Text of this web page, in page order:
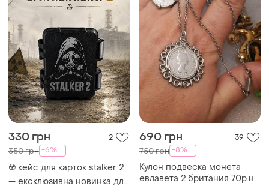
330 грн 2
350 грн -6%
☢️ кейс для карток stalker 2
— ексклюзивна новинка для
690 грн 39
750 грн -8%
Кулон подвеска монета
евлавета 2 британия 70р.на